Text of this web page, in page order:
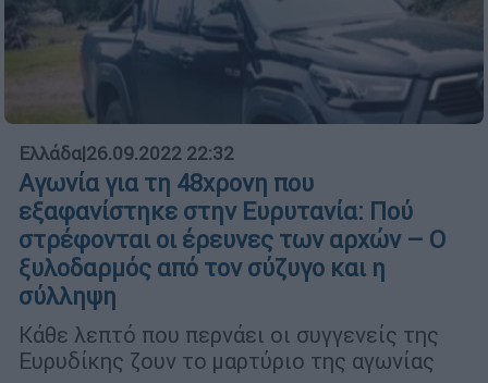
Ελλάδα|26.09.2022 22:32
Αγωνία για τη 48χρονη που
εξαφανίστηκε στην Ευρυτανία: Πού
στρέφονται οι έρευνες των αρχών – Ο
ξυλοδαρμός από τον σύζυγο και η
σύλληψη
Κάθε λεπτό που περνάει οι συγγενείς της
Ευρυδίκης ζουν το μαρτύριο της αγωνίας